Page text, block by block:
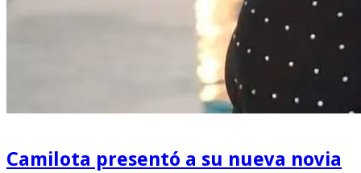
Camilota presentó a su nueva novia